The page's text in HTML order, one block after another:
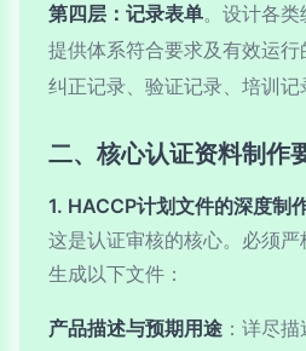
第四层：记录表单。设计各
提供体系符合要求及有效运行
纠正记录、验证记录、培训记
二、核心认证资料制作
1. HACCP计划文件的深度制
这是认证审核的核心。必须
生成以下文件：
产品描述与预期用途 ：详尽